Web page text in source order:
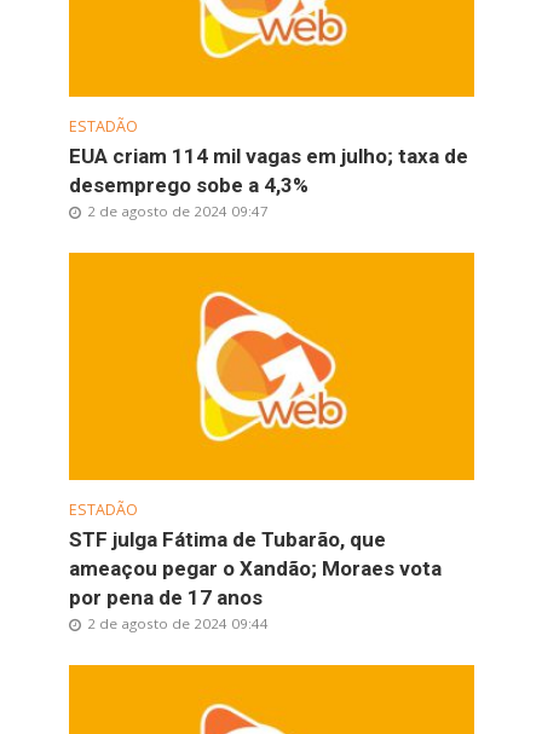
ESTADÃO
EUA criam 114 mil vagas em julho; taxa de
desemprego sobe a 4,3%
2 de agosto de 2024 09:47
ESTADÃO
STF julga Fátima de Tubarão, que
ameaçou pegar o Xandão; Moraes vota
por pena de 17 anos
2 de agosto de 2024 09:44